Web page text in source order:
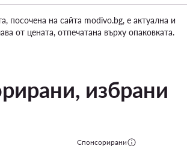
посочена на сайта modivo.bg, е актуална и
от цената, отпечатана върху опаковката.
избрани
Спонсорирани